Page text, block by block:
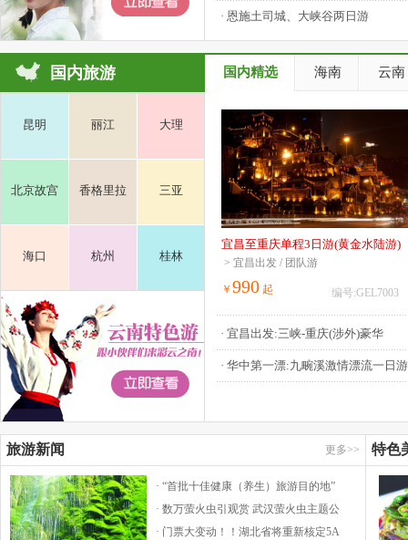
· 恩施土司城、大峡谷两日游
国内旅游
昆明 丽江 大理
北京故宫 香格里拉 三亚
海口 杭州 桂林
国内精选 海南 云南
宜昌至重庆单程3日游(黄金水陆游)
> 宜昌出发 / 团队游
￥ 990 起 编号:GEL7003
· 宜昌出发:三峡-重庆(涉外)豪华
· 华中第一漂:九畹溪激情漂流一日游
旅游新闻 更多>>
· “首批十佳健康（养生）旅游目的地”
· 数万萤火虫引观赏 武汉萤火虫主题公
· 门票大变动！！湖北省将重新核定5A
特色